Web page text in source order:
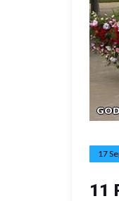
17
11